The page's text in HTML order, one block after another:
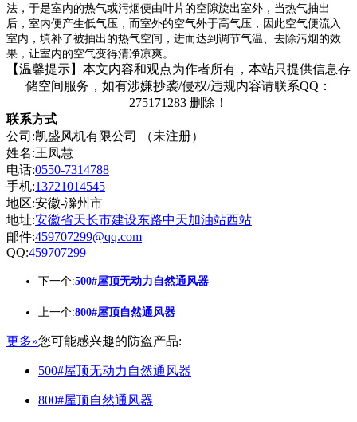
法，于是室内的热气或污烟便由叶片的空隙旋出室外，当热气抽出
后，室内便产生低气压，而室外的空气外于高气压，因此空气便流入
室内，填补了被抽出的热气空间，进而达到调节气温、去除污烟的效
果，让室内的空气变得清净凉爽。
【温馨提示】本文内容和观点为作者所有，本站只提供信息存
储空间服务，如有涉嫌抄袭/侵权/违规内容请联系QQ：
275171283 删除！
联系方式
公司:凯盛风机有限公司 （未注册）
姓名:王凤慧
电话:0550-7314788
手机:13721014545
地区:安徽-滁州市
地址:安徽省天长市建设东路中天加油站西站
邮件:459707299@qq.com
QQ:459707299
下一个:500#屋顶无动力自然通风器
上一个:800#屋顶自然通风器
更多»您可能感兴趣的防盗产品:
500#屋顶无动力自然通风器
800#屋顶自然通风器